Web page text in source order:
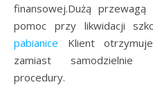
finansowej.Dużą
pomoc przy likwidacji
pabianice Klient
zamiast samodzielnie
procedury.